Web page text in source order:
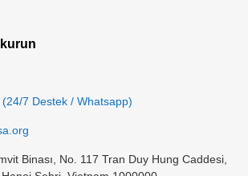
7 Destek / Whatsapp)
Binası, No. 117 Tran Duy Hung Caddesi,